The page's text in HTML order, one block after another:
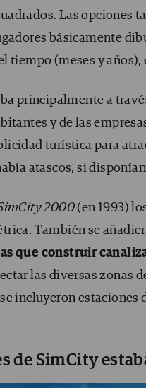
Las opciones
básicamente
tiempo (meses y
principalmente a
y de las
turística para
atascos, si
2000(en 1993)
También se
que construir
las diversas zonas
incluyeron estaciones
de SimCity